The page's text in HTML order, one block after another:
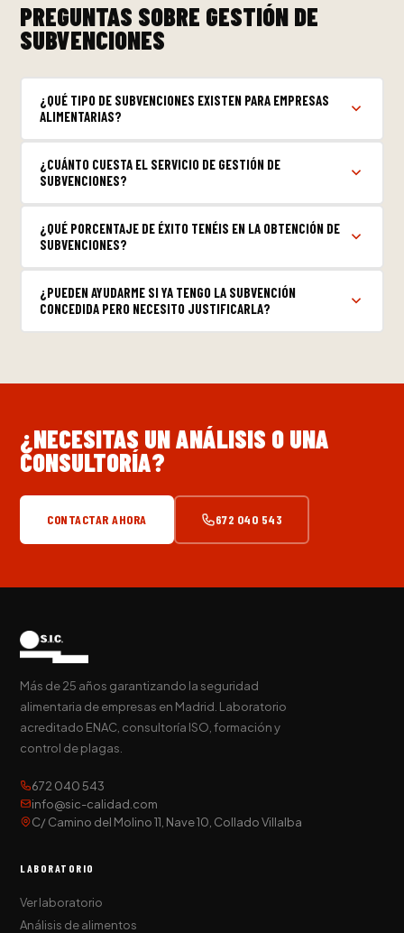
PREGUNTAS SOBRE GESTIÓN DE
SUBVENCIONES
¿QUÉ TIPO DE SUBVENCIONES EXISTEN PARA EMPRESAS
ALIMENTARIAS?
¿CUÁNTO CUESTA EL SERVICIO DE GESTIÓN DE
SUBVENCIONES?
¿QUÉ PORCENTAJE DE ÉXITO TENÉIS EN LA OBTENCIÓN DE
SUBVENCIONES?
¿PUEDEN AYUDARME SI YA TENGO LA SUBVENCIÓN
CONCEDIDA PERO NECESITO JUSTIFICARLA?
¿NECESITAS UN ANÁLISIS O UNA
CONSULTORÍA?
CONTACTAR AHORA 672 040 543
Más de 25 años garantizando la seguridad
alimentaria de empresas en Madrid. Laboratorio
acreditado ENAC, consultoría ISO, formación y
control de plagas.
672 040 543
info@sic-calidad.com
C/ Camino del Molino 11, Nave 10, Collado Villalba
LABORATORIO
Ver laboratorio
Análisis de alimentos